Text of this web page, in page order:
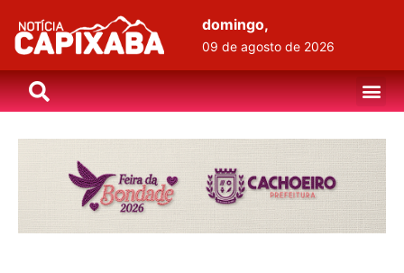
domingo,
09 de agosto de 2026